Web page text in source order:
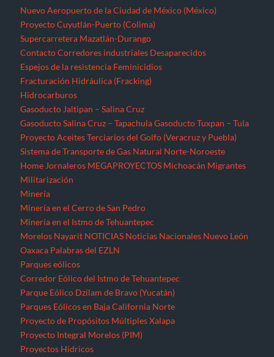
Nuevo Aeropuerto de la Ciudad de México (México)
Proyecto Cuyutlán-Puerto (Colima)
Supercarretera Mazatlán-Durango
Contacto Corredores industriales Desaparecidos
Espejos de la resistencia Feminicidios
Fracturación Hidráulica (Fracking)
Hidrocarburos
Gasoducto Jaltipan – Salina Cruz
Gasoducto Salina Cruz – Tapachula Gasoducto Tuxpan – Tula
Proyecto Aceites Terciarios del Golfo (Veracruz y Puebla)
Sistema de Transporte de Gas Natural Norte-Noroeste
Home Jornaleros MEGAPROYECTOS Michoacán Migrantes
Militarización
Minería
Minería en el Cerro de San Pedro
Minería en el Istmo de Tehuantepec
Morelos Nayarit NOTICIAS Noticias Nacionales Nuevo León
Oaxaca Palabras del EZLN
Parques eólicos
Corredor Eólico del Istmo de Tehuantepec
Parque Eólico Dzilam de Bravo (Yucatán)
Parques Eólicos en Baja California Norte
Proyecto de Propósitos Múltiples Xalapa
Proyecto Integral Morelos (PIM)
Proyectos Hídricos